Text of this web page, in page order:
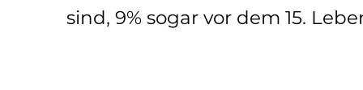
sind, 9% sogar vor dem 15.